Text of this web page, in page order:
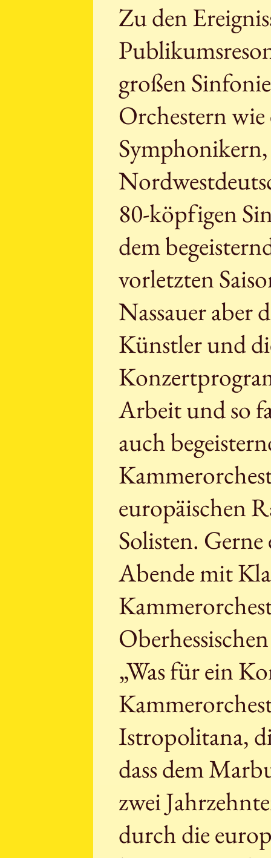
Zu den
großen
Orchestern
80-köpfigen
dem
vorletzten
Nassauer aber
Künstler und
Arbeit und so
auch
europäischen
Solisten.
Abende mit
„Was für ein
Istropolitana,
dass dem
zwei
durch die